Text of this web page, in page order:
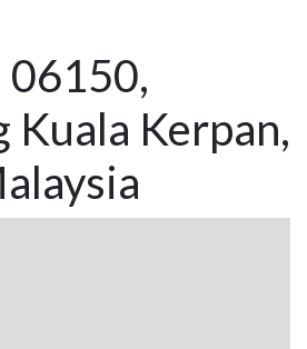
06150,
Kuala Kerpan,